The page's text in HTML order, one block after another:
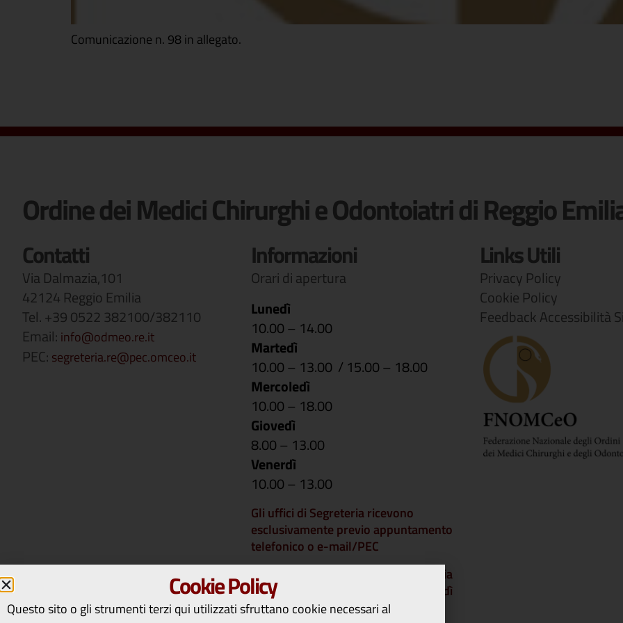
Comunicazione n. 98 in allegato.
Ordine dei Medici Chirurghi e Odontoiatri di Reggio
Contatti
Via Dalmazia,101
42124 Reggio Emilia
Tel. +39 0522 382100/382110
Email: info@odmeo.re.it
PEC: segreteria.re@pec.omceo.it
Informazioni
Orari di apertura
Lunedì
10.00 – 14.00
Martedì
10.00 – 13.00 / 15.00 – 18.00
Mercoledì
10.00 – 18.00
Giovedì
8.00 – 13.00
Venerdì
10.00 – 13.00
Gli uffici di Segreteria ricevono
esclusivamente previo appuntamento
telefonico o e-mail/PEC
Si comunica che gli Uffici di Segreteria
rimarranno chiusi a partire da venerdì
14 a venerdì 21 agosto 2026 e
Links Utili
Privacy Policy
Cookie Policy
Feedback Accessibilità
Cookie Policy
Questo sito o gli strumenti terzi qui utilizzati sfruttano cookie necessari al